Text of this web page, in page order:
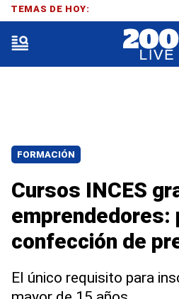
FORMACIÓN
Cursos INCES
emprendedores:
confección de
El único requisito para
TEMAS DE HOY: